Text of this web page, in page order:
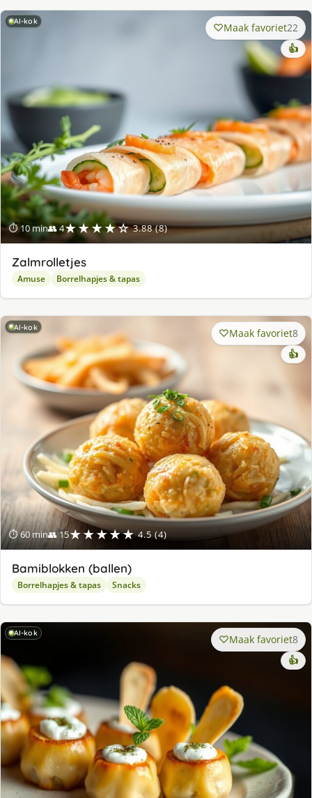
AI-kok
⏱ 10 min👥 4★★★★☆ 3.88 (8)
Maak favoriet22
👍
Zalmrolletjes
Amuse Borrelhapjes & tapas
AI-kok
⏱ 60 min👥 15★★★★★ 4.5 (4)
Maak favoriet8
👍
Bamiblokken (ballen)
Borrelhapjes & tapas Snacks
AI-kok Maak favoriet8
👍